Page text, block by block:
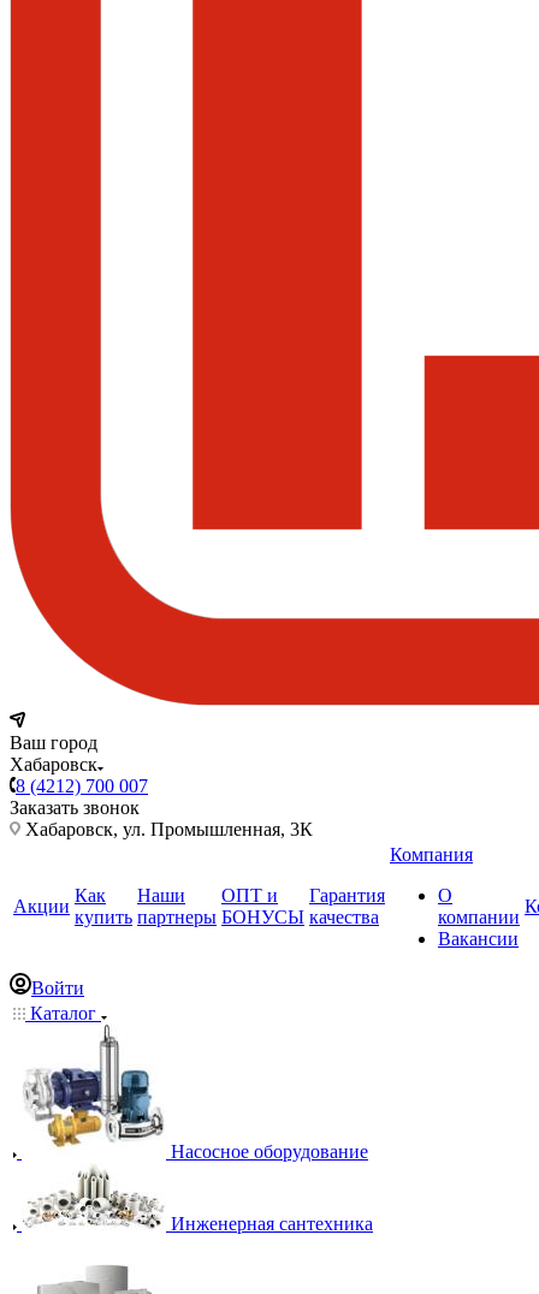
Ваш город
Хабаровск
8 (4212) 700 007
Заказать звонок
Хабаровск, ул. Промышленная, 3К
Акции
Как
купить
Наши
партнеры
ОПТ и
БОНУСЫ
Гарантия
качества
Компания
О
компании
Вакансии
Войти
Каталог
Насосное оборудование
Инженерная сантехника